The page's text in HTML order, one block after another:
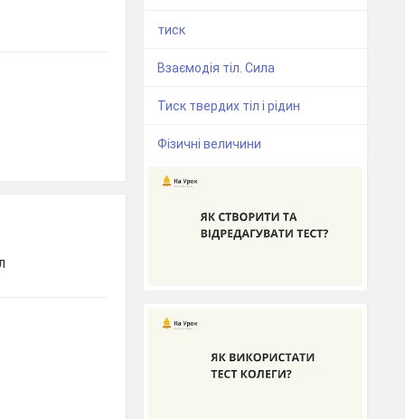
тиск
Взаємодія тіл. Сила
Тиск твердих тіл і рідин
Фізичні величини